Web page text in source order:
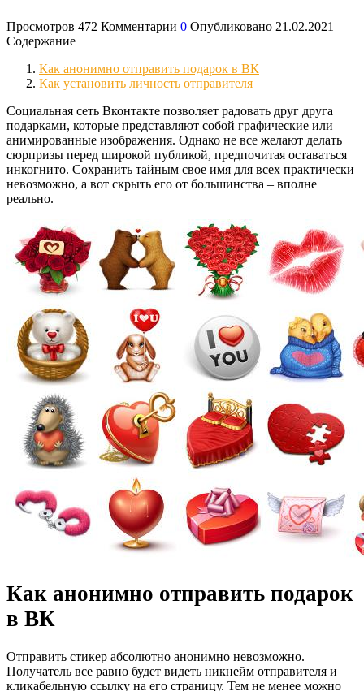
Просмотров 472 Комментарии 0 Опубликовано 21.02.2021
Содержание
Как анонимно отправить подарок в ВК
Как установить личность отправителя
Социальная сеть Вконтакте позволяет радовать друг друга
подарками, которые представляют собой графические или
анимированные изображения. Однако не все желают делать
сюрпризы перед широкой публикой, предпочитая оставаться
инкогнито. Сохранить тайным свое имя для всех практически
невозможно, а вот скрыть его от большинства – вполне
реально.
Как анонимно отправить подарок
в ВК
Отправить стикер абсолютно анонимно невозможно.
Получатель все равно будет видеть никнейм отправителя и
кликабельную ссылку на его страницу. Тем не менее можно